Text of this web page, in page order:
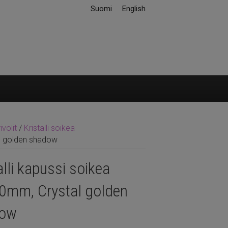
Suomi English
/ Kristalli soikea
shadow
kapussi soikea
Crystal golden